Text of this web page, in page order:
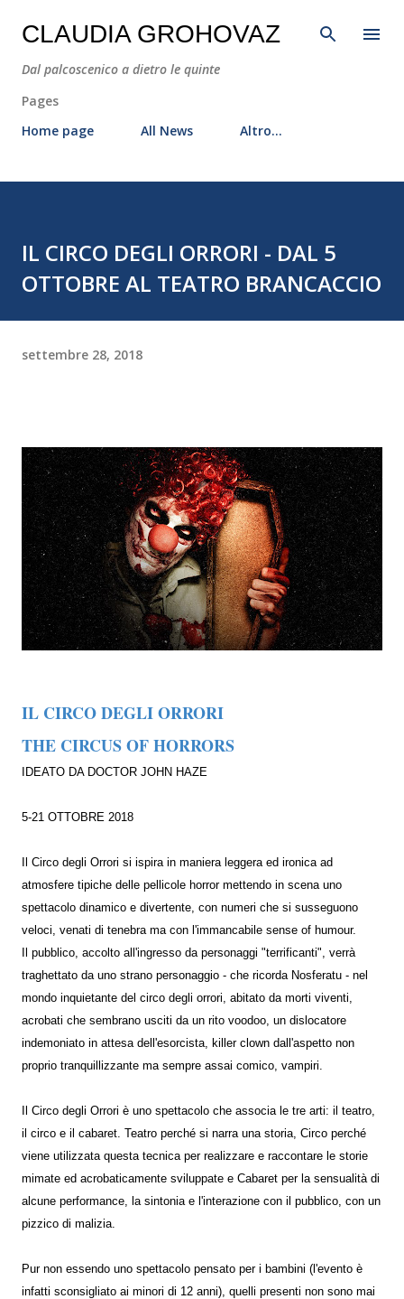
Passa ai contenuti principali
CLAUDIA GROHOVAZ
Dal palcoscenico a dietro le quinte
Pages
Home page
All News Altro…
IL CIRCO DEGLI ORRORI - DAL 5
OTTOBRE AL TEATRO BRANCACCIO
settembre 28, 2018
IL CIRCO DEGLI ORRORI
THE CIRCUS OF HORRORS
IDEATO DA DOCTOR JOHN HAZE
5-21 OTTOBRE 2018
Il Circo degli Orrori si ispira in maniera leggera ed ironica ad
atmosfere tipiche delle pellicole horror mettendo in scena uno
spettacolo dinamico e divertente, con numeri che si susseguono
veloci, venati di tenebra ma con l'immancabile sense of humour.
Il pubblico, accolto all'ingresso da personaggi "terrificanti", verrà
traghettato da uno strano personaggio - che ricorda Nosferatu - nel
mondo inquietante del circo degli orrori, abitato da morti viventi,
acrobati che sembrano usciti da un rito voodoo, un dislocatore
indemoniato in attesa dell'esorcista, killer clown dall'aspetto non
proprio tranquillizzante ma sempre assai comico, vampiri.
Il Circo degli Orrori è uno spettacolo che associa le tre arti: il teatro,
il circo e il cabaret. Teatro perché si narra una storia, Circo perché
viene utilizzata questa tecnica per realizzare e raccontare le storie
mimate ed acrobaticamente sviluppate e Cabaret per la sensualità di
alcune performance, la sintonia e l'interazione con il pubblico, con un
pizzico di malizia.
Pur non essendo uno spettacolo pensato per i bambini (l'evento è
infatti sconsigliato ai minori di 12 anni), quelli presenti non sono mai